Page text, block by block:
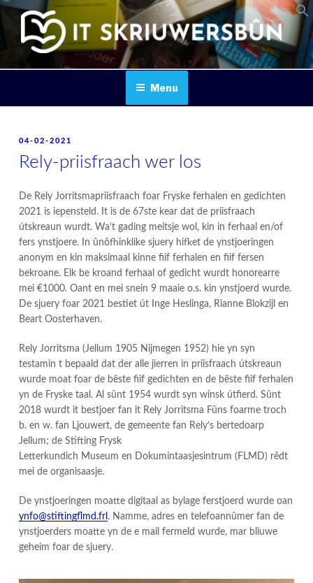
Skip
content
IT SKRIUWERSBOUN
Menu
POSTED
04-02-2021
Rely-priisfraach wer los
De Rely Jorritsmapriisfraach foar Fryske ferhalen en gedichten
2021 is iepensteld. It is de 67ste kear dat de priisfraach
útskreaun wurdt. Wa’t gading meitsje wol, kin in ferhaal en/of
fers ynstjoere. In ûnôfhinklike sjuery hifket de ynstjoeringen
anonym en kin maksimaal kinne fiif ferhalen en fiif fersen
bekroane. Elk be kroand ferhaal of gedicht wurdt honorearre
mei €1000. Oant en mei snein 9 maaie o.s. kin ynstjoerd wurde.
De sjuery foar 2021 bestiet út Inge Heslinga, Rianne Blokzijl en
Beart Oosterhaven.
Rely Jorritsma (Jellum 1905 Nijmegen 1952) hie yn syn
testamin t bepaald dat der alle jierren in priisfraach útskreaun
wurde moat foar de bêste fiif gedichten en de bêste fiif ferhalen
yn de Fryske taal. Al sûnt 1954 wurdt syn winsk útfierd. Sûnt
2018 wurdt it bestjoer fan it Rely Jorritsma Fûns foarme troch
b. en w. fan Ljouwert, de gemeente fan Rely’s bertedoarp
Jellum; de Stifting Frysk
Letterkundich Museum en Dokumintaasjesintrum (FLMD) rêdt
mei de organisaasje.
De ynstjoeringen moatte digitaal as bylage ferstjoerd wurde oan
ynfo@stiftingflmd.frl . Namme, adres en telefoannûmer fan de
ynstjoerders moatte yn de e mail fermeld wurde, mar bliuwe
geheim foar de sjuery.